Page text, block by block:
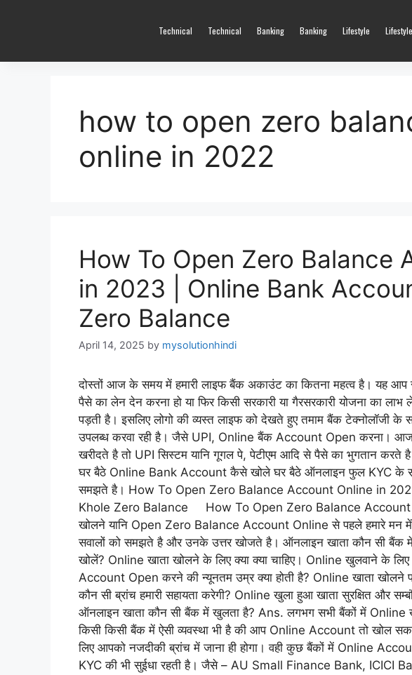
Technical Technical Banking Banking Lifestyle Lifestyle
how to open zero
online in 2022
How To Open Zero Balance
in 2023 | Online Bank
Zero Balance
April 14, 2025 by mysolutionhindi
दोस्तों आज के समय में हमारी लाइफ बैंक अकाउंट का कितना महत्व है। यह आप
पैसे का लेन देन करना हो या फिर किसी सरकारी या गैरसरकारी योजना का
पड़ती है। इसलिए लोगो की व्यस्त लाइफ को देखते हुए तमाम बैंक टेक्नोलॉजी के
उपलब्ध करवा रही है। जैसे UPI, Online बैंक Account Open करना। आज
खरीदते है तो UPI सिस्टम यानि गूगल पे, पेटीएम आदि से पैसे का भुगतान
घर बैठे Online Bank Account कैसे खोले घर बैठे ऑनलाइन फुल KYC के
समझते है। How To Open Zero Balance Account Online in
Khole Zero Balance How To Open Zero Balance Account
खोलने यानि Open Zero Balance Account Online से पहले हमारे मन
सवालों को समझते है और उनके उत्तर खोजते है। ऑनलाइन खाता कौन सी बैंक
खोलें? Online खाता खोलने के लिए क्या क्या चाहिए। Online खुलवाने के लिए
Account Open करने की न्यूनतम उम्र क्या होती है? Online खाता खोलने पर
कौन सी ब्रांच हमारी सहायता करेगी? Online खुला हुआ खाता सुरक्षित और
ऑनलाइन खाता कौन सी बैंक में खुलता है? Ans. लगभग सभी बैंकों में Online
किसी किसी बैंक में ऐसी व्यवस्था भी है की आप Online Account तो खोल
लिए आपको नजदीकी ब्रांच में जाना ही होगा। वही कुछ बैंकों में Online
KYC की भी सुईधा रहती है। जैसे – AU Small Finance Bank, ICICI